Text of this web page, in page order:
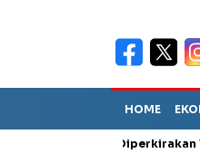
HOME
Sebut TPA Diperkirakan